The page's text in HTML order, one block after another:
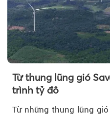
Từ thung lũng gió
trình tỷ đô
Từ những thung lũng gió